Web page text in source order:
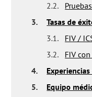
2.2.
3.
Tasas de
3.1.
FIV /
3.2.
FIV
4.
5.
Equipo